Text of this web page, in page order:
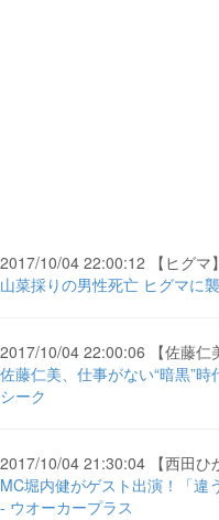
2017/10/04 22:00:12 【ヒグマ】
山菜採りの男性死亡 ヒグマに
2017/10/04 22:00:06 【佐藤仁
佐藤仁美、仕事がない“暗黒”
シーク
2017/10/04 21:30:04 【西田ひ
MC堀内健がゲスト出演！「違
- ウオーカープラス